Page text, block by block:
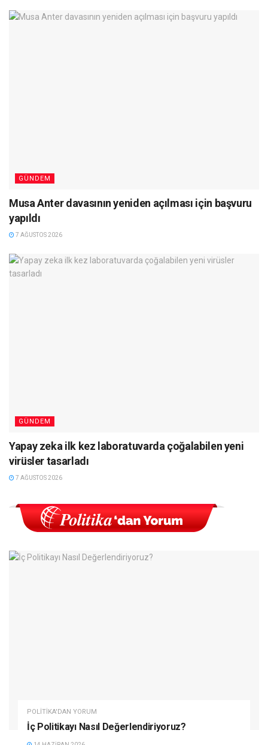
GÜNDEM
Musa Anter davasının yeniden açılması için başvuru
yapıldı
7 AĞUSTOS 2026
GÜNDEM
Yapay zeka ilk kez laboratuvarda çoğalabilen yeni
virüsler tasarladı
7 AĞUSTOS 2026
POLITIKA'DAN YORUM
İç Politikayı Nasıl Değerlendiriyoruz?